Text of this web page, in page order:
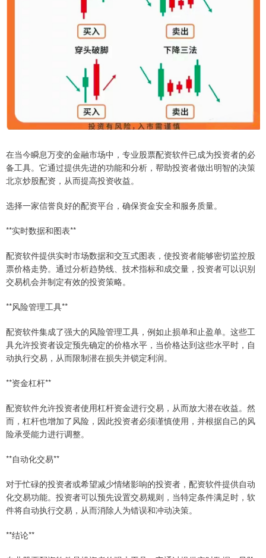
在当今瞬息万变的金融市场中，专业股票配资软件已成为投资者的必
备工具。它通过提供先进的功能和分析，帮助投资者做出明智的决策
北京炒股配资，从而提高投资收益。
选择一家信誉良好的配资平台，确保资金安全和服务质量。
**实时数据和图表**
配资软件提供实时市场数据和交互式图表，使投资者能够密切监控股
票价格走势。通过分析趋势线、技术指标和成交量，投资者可以识别
交易机会并制定有效的投资策略。
**风险管理工具**
配资软件集成了强大的风险管理工具，例如止损单和止盈单。这些工
具允许投资者设定预先确定的价格水平，当价格达到这些水平时，自
动执行交易，从而限制潜在损失并锁定利润。
**资金杠杆**
配资软件允许投资者使用杠杆资金进行交易，从而放大潜在收益。然
而，杠杆也增加了风险，因此投资者必须谨慎使用，并根据自己的风
险承受能力进行调整。
**自动化交易**
对于忙碌的投资者或希望减少情绪影响的投资者，配资软件提供自动
化交易功能。投资者可以预先设置交易规则，当特定条件满足时，软
件将自动执行交易，从而消除人为错误和冲动决策。
**结论**